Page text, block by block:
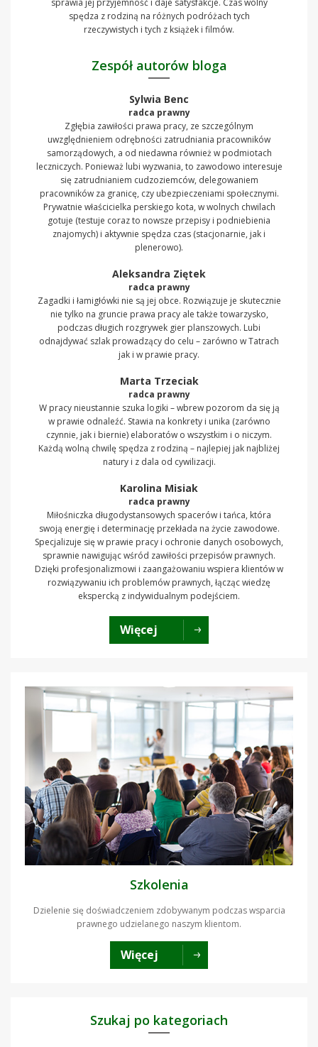
spędza z rodziną na różnych podróżach tych
rzeczywistych i tych z książek i filmów.
Zespół autorów bloga
Sylwia Benc
radca prawny
Zgłębia zawiłości prawa pracy, ze szczególnym
uwzględnieniem odrębności zatrudniania pracowników
samorządowych, a od niedawna również w podmiotach
leczniczych. Ponieważ lubi wyzwania, to zawodowo interesuje
się zatrudnianiem cudzoziemców, delegowaniem
pracowników za granicę, czy ubezpieczeniami społecznymi.
Prywatnie właścicielka perskiego kota, w wolnych chwilach
gotuje (testuje coraz to nowsze przepisy i podniebienia
znajomych) i aktywnie spędza czas (stacjonarnie, jak i
plenerowo).
Aleksandra Ziętek
radca prawny
Zagadki i łamigłówki nie są jej obce. Rozwiązuje je skutecznie
nie tylko na gruncie prawa pracy ale także towarzysko,
podczas długich rozgrywek gier planszowych. Lubi
odnajdywać szlak prowadzący do celu – zarówno w Tatrach
jak i w prawie pracy.
Marta Trzeciak
radca prawny
W pracy nieustannie szuka logiki – wbrew pozorom da się ją
w prawie odnaleźć. Stawia na konkrety i unika (zarówno
czynnie, jak i biernie) elaboratów o wszystkim i o niczym.
Każdą wolną chwilę spędza z rodziną – najlepiej jak najbliżej
natury i z dala od cywilizacji.
Karolina Misiak
radca prawny
Miłośniczka długodystansowych spacerów i tańca, która
swoją energię i determinację przekłada na życie zawodowe.
Specjalizuje się w prawie pracy i ochronie danych osobowych,
sprawnie nawigując wśród zawiłości przepisów prawnych.
Dzięki profesjonalizmowi i zaangażowaniu wspiera klientów w
rozwiązywaniu ich problemów prawnych, łącząc wiedzę
ekspercką z indywidualnym podejściem.
Więcej
Szkolenia
Dzielenie się doświadczeniem zdobywanym podczas wsparcia
prawnego udzielanego naszym klientom.
Więcej
Szukaj po kategoriach